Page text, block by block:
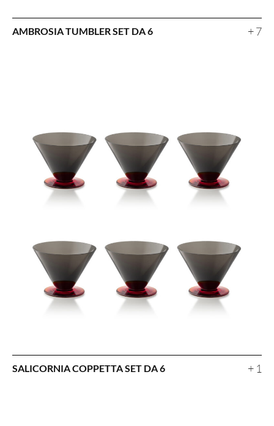
AMBROSIA TUMBLER SET DA 6 + 7
SALICORNIA COPPETTA SET DA 6 + 1